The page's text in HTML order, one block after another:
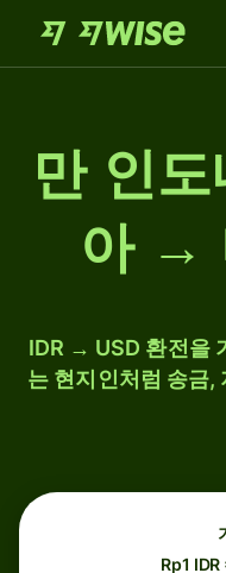
만 인
아 →
IDR → USD 환전을
는 현지인처럼 송금,
Rp1